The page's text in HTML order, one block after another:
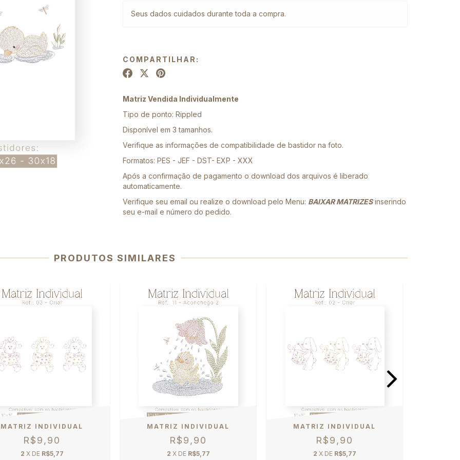
Seus dados cuidados durante toda a compra.
COMPARTILHAR:
Matriz Vendida Individualmente
Tipo de ponto: Rippled
Disponível em 3 tamanhos.
Verifique as informações de compatibilidade de bastidor na foto.
Formatos: PES - JEF - DST- EXP - XXX
Após a confirmação de pagamento o download dos arquivos é liberado
automaticamente.
Verifique seu email ou realize o download pelo Menu: BAIXAR MATRIZESinserindo
seu e-mail e número do pedido.
PRODUTOS SIMILARES
MATRIZ INDIVIDUAL
R$9,90
2 X DE R$5,77
MATRIZ INDIVIDUAL
R$9,90
2 X DE R$5,77
MATRIZ INDIVIDUAL
R$9,90
2 X DE R$5,77